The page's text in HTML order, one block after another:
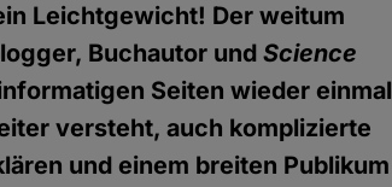
Leichtgewicht! Der weitum
Buchautor undScience
Seiten wieder einmal
versteht, auch komplizierte
und einem breiten Publikum